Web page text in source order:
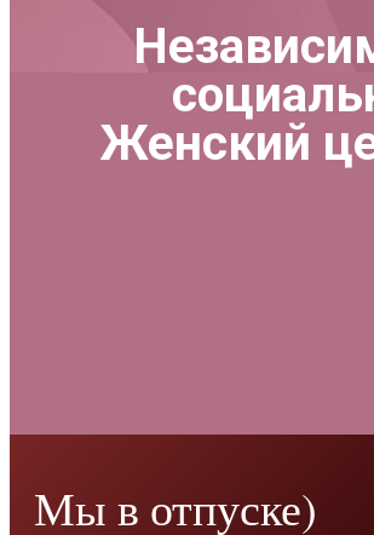
Женский
Мы в отпуске)